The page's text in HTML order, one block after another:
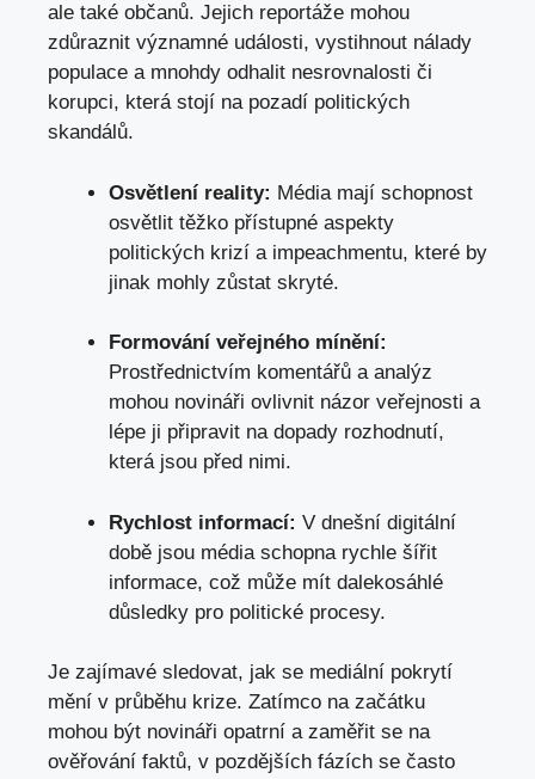
ale také občanů. Jejich reportáže mohou
zdůraznit významné události, vystihnout nálady
populace a mnohdy odhalit nesrovnalosti či
korupci, která stojí na pozadí politických
skandálů.
Osvětlení reality: Média mají schopnost
osvětlit těžko přístupné aspekty
politických krizí a impeachmentu, které by
jinak mohly zůstat skryté.
Formování veřejného mínění:
Prostřednictvím komentářů a analýz
mohou novináři ovlivnit názor veřejnosti a
lépe ji připravit na dopady rozhodnutí,
která jsou před nimi.
Rychlost informací: V dnešní digitální
době jsou média schopna rychle šířit
informace, což může mít dalekosáhlé
důsledky pro politické procesy.
Je zajímavé sledovat, jak se mediální pokrytí
mění v průběhu krize. Zatímco na začátku
mohou být novináři opatrní a zaměřit se na
ověřování faktů, v pozdějších fázích se často